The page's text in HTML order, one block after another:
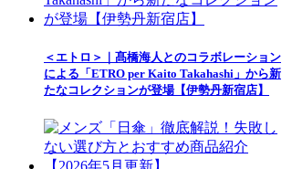
＜エトロ＞｜髙橋海人とのコラボレーション
による「ETRO per Kaito Takahashi」から新
たなコレクションが登場【伊勢丹新宿店】